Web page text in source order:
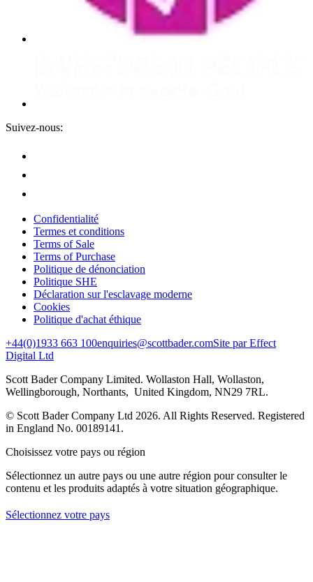
Suivez-nous:
Confidentialité
Termes et conditions
Terms of Sale
Terms of Purchase
Politique de dénonciation
Politique SHE
Déclaration sur l'esclavage moderne
Cookies
Politique d'achat éthique
+44(0)1933 663 100enquiries@scottbader.comSite par Effect
Digital Ltd
Scott Bader Company Limited. Wollaston Hall, Wollaston,
Wellingborough, Northants, United Kingdom, NN29 7RL.
© Scott Bader Company Ltd 2026. All Rights Reserved. Registered
in England No. 00189141.
Choisissez votre pays ou région
Sélectionnez un autre pays ou une autre région pour consulter le
contenu et les produits adaptés à votre situation géographique.
Sélectionnez votre pays